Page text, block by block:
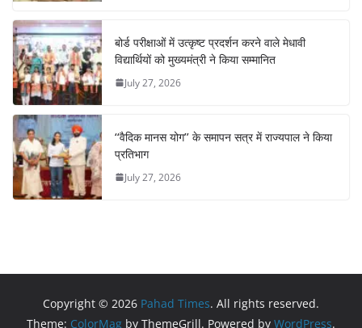
बोर्ड परीक्षाओं में उत्कृष्ट प्रदर्शन करने वाले मेधावी
विद्यार्थियों को मुख्यमंत्री ने किया सम्मानित
July 27, 2026
‘‘वैदिक मानस योग’’ के समापन सत्र में राज्यपाल ने किया
प्रतिभाग
July 27, 2026
Copyright © 2026 Pahad Times. All rights reserved.
Theme: ColorMag by ThemeGrill. Powered by WordPress.